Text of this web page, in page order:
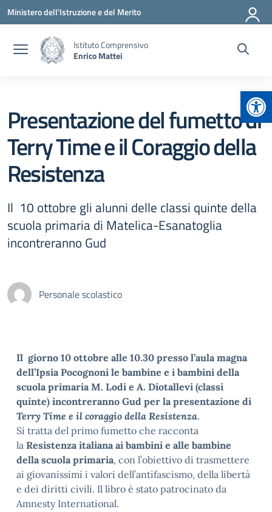
Vai ai contenuti
Vai al menu di navigazione
Vai al footer
Ministero dell'Istruzione e del Merito
Istituto Comprensivo
Enrico Mattei
Presentazione del fumetto di
Terry Time e il Coraggio della
Resistenza
Il 10 ottobre gli alunni delle classi quinte della
scuola primaria di Matelica-Esanatoglia
incontreranno Gud
Personale scolastico
Il giorno 10 ottobre alle 10.30 presso l’aula magna
dell’Ipsia Pocognoni le bambine e i bambini della
scuola primaria M. Lodi e A. Diotallevi (classi
quinte) incontreranno Gud per la presentazione di
Terry Time e il coraggio della Resistenza.
Si tratta del primo fumetto che racconta
la Resistenza italiana ai bambini e alle bambine
della scuola primaria, con l’obiettivo di trasmettere
ai giovanissimi i valori dell’antifascismo, della libertà
e dei diritti civili. Il libro è stato patrocinato da
Amnesty International.